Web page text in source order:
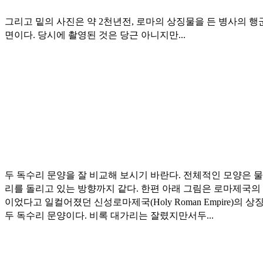
그리고 밑의 사진은 약 2천년전, 로마의 상징물을 든 병사의 행
면이다. 당시에 촬영된 것은 당근 아니지만...
두 독수리 문양을 잘 비교해 보시기 바란다. 전체적인 모양은
리를 돌리고 있는 방향까지 같다. 한편 아래 그림은 로마제국의
이었다고 일컬어졌던 신성로마제국(Holy Roman Empire)의 상
두 독수리 문양이다. 비록 대가리는 잘렸지만서두...